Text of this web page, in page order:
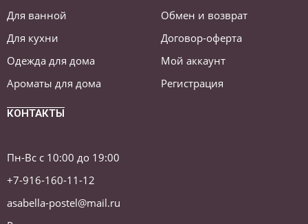
Для ванной
Для кухни
Одежда для дома
Ароматы для дома
Обмен и возврат
Договор-оферта
Мой аккаунт
Регистрация
КОНТАКТЫ
Пн-Вс с 10:00 до 19:00
+7-916-160-11-12
asabella-postel@mail.ru